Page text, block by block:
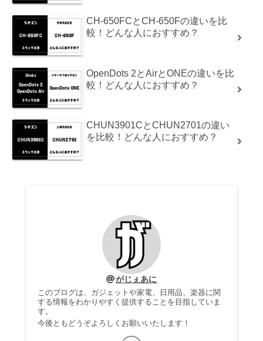
CH-650FCとCH-650Fの違いを比
較！どんな人におすすめ？
OpenDots 2とAirとONEの違いを比
較！どんな人におすすめ？
CHUN3901CとCHUN2701の違い
を比較！どんな人におすすめ？
がじぇあに
このブログは、ガジェットや家電、日用品、楽器に関
する情報をわかりやすく提供することを目指していま
す。
今後ともどうぞよろしくお願いいたします！